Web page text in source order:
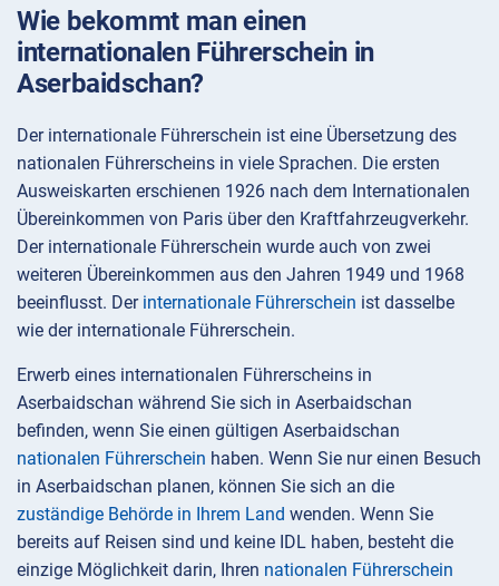
Wie bekommt man einen
internationalen Führerschein in
Aserbaidschan?
Der internationale Führerschein ist eine Übersetzung des
nationalen Führerscheins in viele Sprachen. Die ersten
Ausweiskarten erschienen 1926 nach dem Internationalen
Übereinkommen von Paris über den Kraftfahrzeugverkehr.
Der internationale Führerschein wurde auch von zwei
weiteren Übereinkommen aus den Jahren 1949 und 1968
beeinflusst. Der internationale Führerschein ist dasselbe
wie der internationale Führerschein.
Erwerb eines internationalen Führerscheins in
Aserbaidschan während Sie sich in Aserbaidschan
befinden, wenn Sie einen gültigen Aserbaidschan
nationalen Führerschein haben. Wenn Sie nur einen Besuch
in Aserbaidschan planen, können Sie sich an die
zuständige Behörde in Ihrem Land wenden. Wenn Sie
bereits auf Reisen sind und keine IDL haben, besteht die
einzige Möglichkeit darin, Ihren nationalen Führerschein